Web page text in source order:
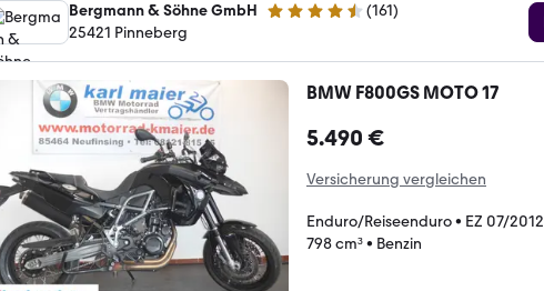
Bergmann & Söhne GmbH 4.7 Sterne (161)
25421 Pinneberg
BMW F800GS MOTO 17
5.490 €
Versicherung vergleichen
Enduro/Reiseenduro• EZ 07/2012
798 cm³• Benzin